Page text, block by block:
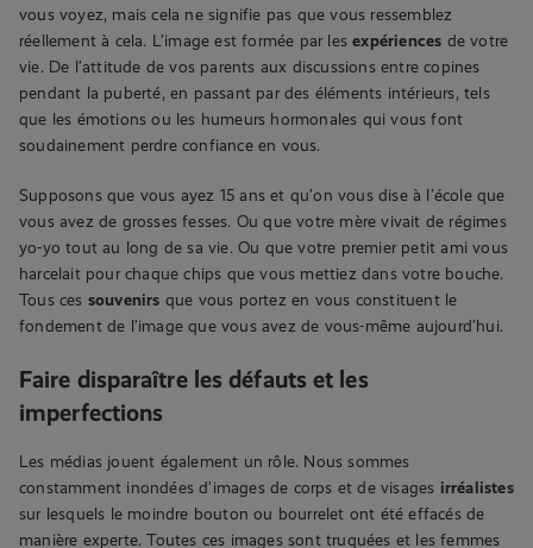
vous voyez, mais cela ne signifie pas que vous ressemblez
réellement à cela. L’image est formée par lesexpériences de votre
vie. De l’attitude de vos parents aux discussions entre copines
pendant la puberté, en passant par des éléments intérieurs, tels
que les émotions ou les humeurs hormonales qui vous font
soudainement perdre confiance en vous.
Supposons que vous ayez 15 ans et qu’on vous dise à l’école que
vous avez de grosses fesses. Ou que votre mère vivait de régimes
yo-yo tout au long de sa vie. Ou que votre premier petit ami vous
harcelait pour chaque chips que vous mettiez dans votre bouche.
Tous ces souvenirs que vous portez en vous constituent le
fondement de l’image que vous avez de vous-même aujourd’hui.
Faire disparaître les défauts et les
imperfections
Les médias jouent également un rôle. Nous sommes
constamment inondées d’images de corps et de visages irréalistes
sur lesquels le moindre bouton ou bourrelet ont été effacés de
manière experte. Toutes ces images sont truquées et les femmes